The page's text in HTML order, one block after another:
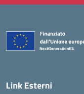
Link Esterni